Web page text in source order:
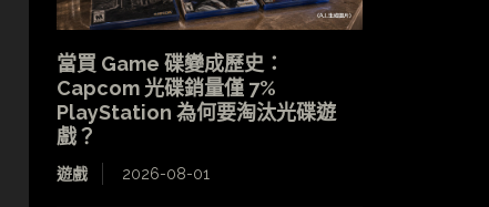
當買 Game 碟變成歷史：
Capcom 光碟銷量僅 7%
PlayStation 為何要淘汰光碟遊
戲？
遊戲 2026-08-01